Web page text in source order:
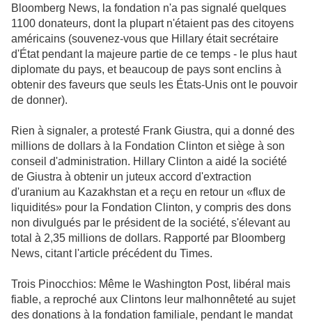
Bloomberg News, la fondation n'a pas signalé quelques
1100 donateurs, dont la plupart n'étaient pas des citoyens
américains (souvenez-vous que Hillary était secrétaire
d'État pendant la majeure partie de ce temps - le plus haut
diplomate du pays, et beaucoup de pays sont enclins à
obtenir des faveurs que seuls les États-Unis ont le pouvoir
de donner).
Rien à signaler, a protesté Frank Giustra, qui a donné des
millions de dollars à la Fondation Clinton et siège à son
conseil d'administration. Hillary Clinton a aidé la société
de Giustra à obtenir un juteux accord d'extraction
d'uranium au Kazakhstan et a reçu en retour un «flux de
liquidités» pour la Fondation Clinton, y compris des dons
non divulgués par le président de la société, s'élevant au
total à 2,35 millions de dollars. Rapporté par Bloomberg
News, citant l'article précédent du Times.
Trois Pinocchios: Même le Washington Post, libéral mais
fiable, a reproché aux Clintons leur malhonnêteté au sujet
des donations à la fondation familiale, pendant le mandat